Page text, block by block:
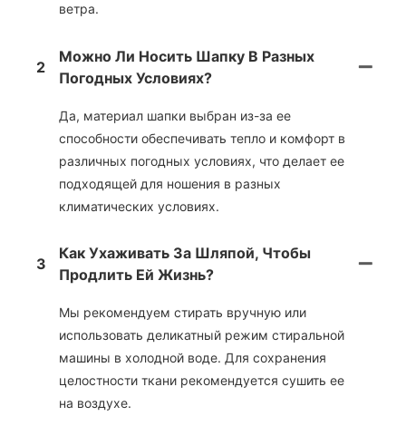
ветра.
2
Можно Ли Носить Шапку В Разных
Погодных Условиях?
Да, материал шапки выбран из-за ее
способности обеспечивать тепло и комфорт в
различных погодных условиях, что делает ее
подходящей для ношения в разных
климатических условиях.
3
Как Ухаживать За Шляпой, Чтобы
Продлить Ей Жизнь?
Мы рекомендуем стирать вручную или
использовать деликатный режим стиральной
машины в холодной воде. Для сохранения
целостности ткани рекомендуется сушить ее
на воздухе.